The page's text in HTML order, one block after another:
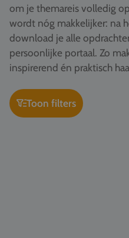
Vacatures
Contact
076 522 30 57
Klantportaal
om je themareis volledig
wordt nóg makkelijker: na
download je alle
persoonlijke portaal. Zo
inspirerend én praktisch
Toon filters